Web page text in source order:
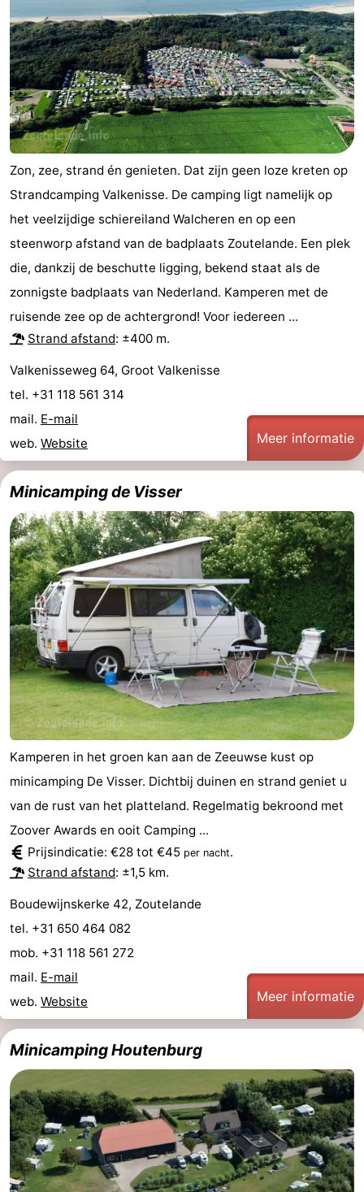
Kop
van
Schouwen
-
Veere
-
Natuur
Oranjezon
-
Oostkapelle
-
Natuur
de
Mantelingen
-
Domburg
-
Westkapelle
-
Natuur
Walcherse
Dishoek
-
Middelburg
Zeeuws-
Vlaanderen
Nieuwvliet
-
Cadzand
-
Natuur
Het
Zwin
Weer
Contact
Zon, zee, strand én genieten. Dat zijn geen loze kreten op
Strandcamping Valkenisse. De camping ligt namelijk op
het veelzijdige schiereiland Walcheren en op een
steenworp afstand van de badplaats Zoutelande. Een plek
die, dankzij de beschutte ligging, bekend staat als de
zonnigste badplaats van Nederland. Kamperen met de
ruisende zee op de achtergrond! Voor iedereen ...
Strand afstand: ±400 m.
Valkenisseweg 64, Groot Valkenisse
tel. +31 118 561 314
mail. E-mail
web. Website Meer informatie
Minicamping de Visser
Kamperen in het groen kan aan de Zeeuwse kust op
minicamping De Visser. Dichtbij duinen en strand geniet u
van de rust van het platteland. Regelmatig bekroond met
Zoover Awards en ooit Camping ...
Prijsindicatie: €28 tot €45 per nacht.
Strand afstand: ±1,5 km.
Boudewijnskerke 42, Zoutelande
tel. +31 650 464 082
mob. +31 118 561 272
mail. E-mail
web. Website Meer informatie
Minicamping Houtenburg